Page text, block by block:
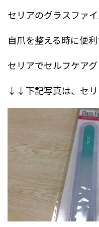
セリアのグラスファ
自爪を整える時に便利
セリアでセルフケアグ
↓↓下記写真は、セ